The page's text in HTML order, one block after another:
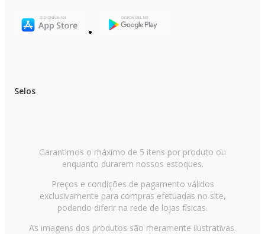
Selos
Garantimos o máximo de 5 itens por produto ou
enquanto durarem nossos estoques.
Preços e condições de pagamento válidos
exclusivamente para compras efetuadas no site,
podendo diferir na rede de lojas físicas.
As imagens dos produtos são meramente ilustrativas.